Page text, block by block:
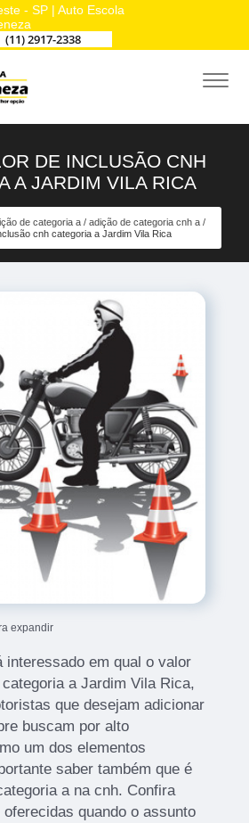
- SP | Auto Escola
(11) 2917-2338
DE INCLUSÃO CNH
A JARDIM VILA RICA
de categoria a
adição de categoria cnh a
cnh categoria a Jardim Vila Rica
expandir
interessado em qual o valor
a Jardim Vila Rica,
que desejam adicionar
buscam por alto
um dos elementos
saber também que é
a na cnh. Confira
quando o assunto